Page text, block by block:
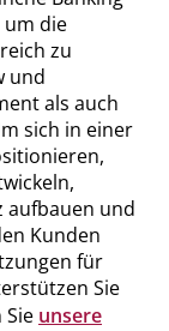
um die
zu
und
als auch
sich in einer
aufbauen und
Kunden
für
Sie
unsere